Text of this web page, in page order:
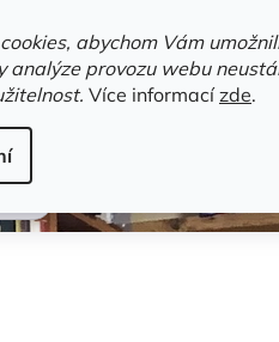
abychom Vám
analýze provozu webu
Více informacízde.
a bestsellery